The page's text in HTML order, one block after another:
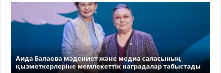
Аида Балаева мәдениет және медиа саласының
қызметкерлеріне мемлекеттік наградалар табыстады